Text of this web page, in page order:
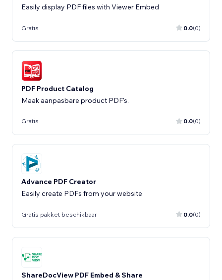
Easily display PDF files with Viewer Embed
Gratis 0.0(0)
PDF Product Catalog
Maak aanpasbare product PDF's.
Gratis 0.0(0)
Advance PDF Creator
Easily create PDFs from your website
Gratis pakket beschikbaar 0.0(0)
ShareDocView PDF Embed & Share